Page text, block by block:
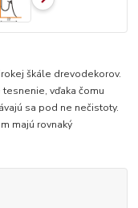
škále drevodekorov.
vďaka čomu
sa pod ne nečistoty.
majú rovnaký